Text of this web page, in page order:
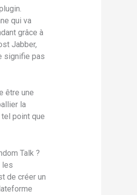
qui va
grâce à
Jabber,
signifie pas
être une
la
point que
Talk ?
les
de créer un